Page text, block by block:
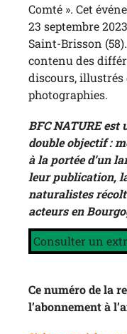
Comté ». Cet
23 septembre
Saint-Brisson
contenu des
discours, illustrés
photographies.
BFC NATURE
double objectif :
à la portée d’un
leur publication,
naturalistes
acteurs en
Consulter un
Ce numéro de la
l’abonnement à